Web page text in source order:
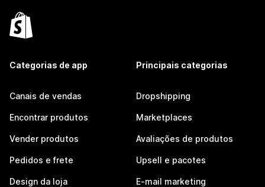
Categorias de app
Canais de vendas
Encontrar produtos
Vender produtos
Pedidos e frete
Design da loja
Principais categorias
Dropshipping
Marketplaces
Avaliações de produtos
Upsell e pacotes
E-mail marketing